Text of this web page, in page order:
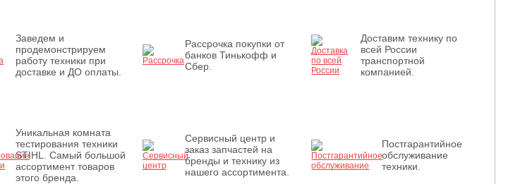
Заведем и
продемонстрируем
работу техники при
доставке и ДО оплаты.
Рассрочка покупки от
банков Тинькофф и
Сбер.
Доставим технику по
всей России
транспортной
компанией.
Уникальная комната
тестирования техники
STIHL. Самый большой
ассортимент товаров
этого бренда.
Сервисный центр и
заказ запчастей на
бренды и технику из
нашего ассортимента.
Постгарантийное
обслуживание
техники.